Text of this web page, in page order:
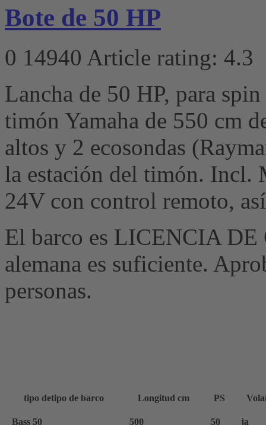
Bote de 50 HP
0 14940 Article rating: 4.3
Lancha de 50 HP, para
timón Yamaha de 550 cm
altos y 2 ecosondas
la estación del timón. Incl.
24V con control remoto,
El barco es LICENCIA
alemana es suficiente.
personas.
tipo detipo de barco Longitud cm PS
Bass 50 500 50 ja